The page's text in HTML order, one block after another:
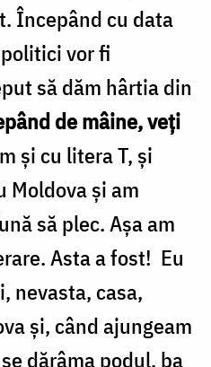
Începând cu data
vor fi
să dăm hârtia din
de mâine, veţi
şi cu litera T, şi
Moldova şi am
să plec. Aşa am
Asta a fost! Eu
nevasta, casa,
şi, când ajungeam
dărâma podul, ba